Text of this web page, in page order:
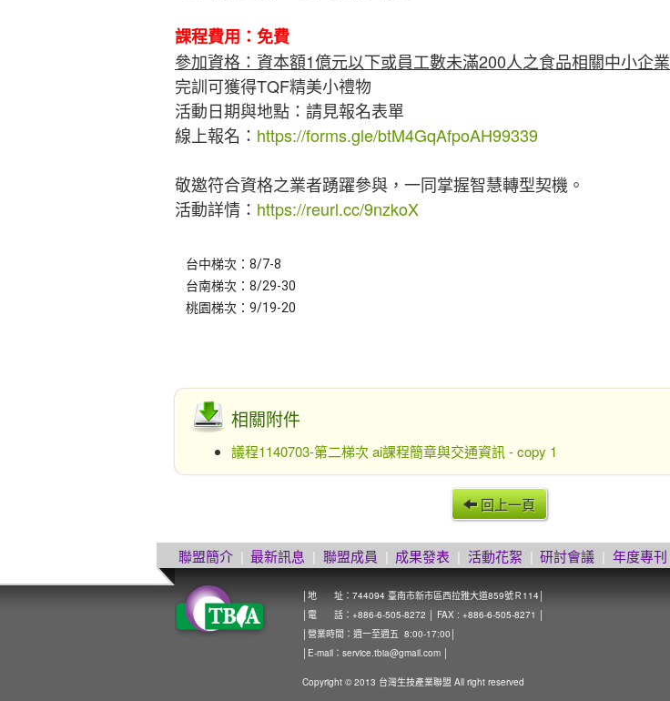
課程費用：免費
參加資格：資本額1億元以下或員工數未滿200人之食品相關中小企業
完訓可獲得TQF精美小禮物
活動日期與地點：請見報名表單
線上報名： https://forms.gle/btM4GqAfpoAH99339
敬邀符合資格之業者踴躍參與，一同掌握智慧轉型契機。
活動詳情： https://reurl.cc/9nzkoX
台中梯次：8/7-8
台南梯次：8/29-30
桃園梯次：9/19-20
相關附件
議程1140703-第二梯次 ai課程簡章與交通資訊 - copy 1
回上一頁
聯盟簡介 | 最新訊息 | 聯盟成員 | 成果發表 | 活動花絮 | 研討會議 | 年度專刊
│地 址：744094 臺南市新市區西拉雅大道859號Ｒ114│
│電 話：+886-6-505-8272 │ FAX : +886-6-505-8271 │
│營業時間：週一至週五 8:00-17:00│
│E-mail： service.tbia@gmail.com
Copyright © 2013 台灣生技產業聯盟 All right reserved